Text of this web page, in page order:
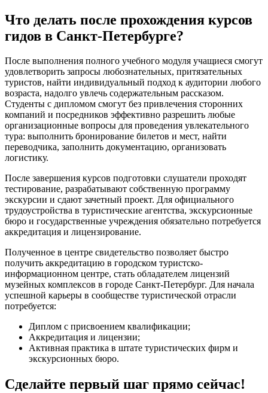
Что делать после прохождения курсов
гидов в Санкт-Петербурге?
После выполнения полного учебного модуля учащиеся смогут
удовлетворить запросы любознательных, притязательных
туристов, найти индивидуальный подход к аудитории любого
возраста, надолго увлечь содержательным рассказом.
Студенты с дипломом смогут без привлечения сторонних
компаний и посредников эффективно разрешить любые
организационные вопросы для проведения увлекательного
тура: выполнить бронирование билетов и мест, найти
переводчика, заполнить документацию, организовать
логистику.
После завершения курсов подготовки слушатели проходят
тестирование, разрабатывают собственную программу
экскурсии и сдают зачетный проект. Для официального
трудоустройства в туристические агентства, экскурсионные
бюро и государственные учреждения обязательно потребуется
аккредитация и лицензирование.
Полученное в центре свидетельство позволяет быстро
получить аккредитацию в городском туристско-
информационном центре, стать обладателем лицензий
музейных комплексов в городе Санкт-Петербург. Для начала
успешной карьеры в сообществе туристической отрасли
потребуется:
Диплом с присвоением квалификации;
Аккредитация и лицензии;
Активная практика в штате туристических фирм и
экскурсионных бюро.
Сделайте первый шаг прямо сейчас!